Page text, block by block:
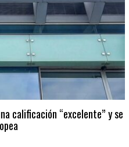
calificación “excelente” y se